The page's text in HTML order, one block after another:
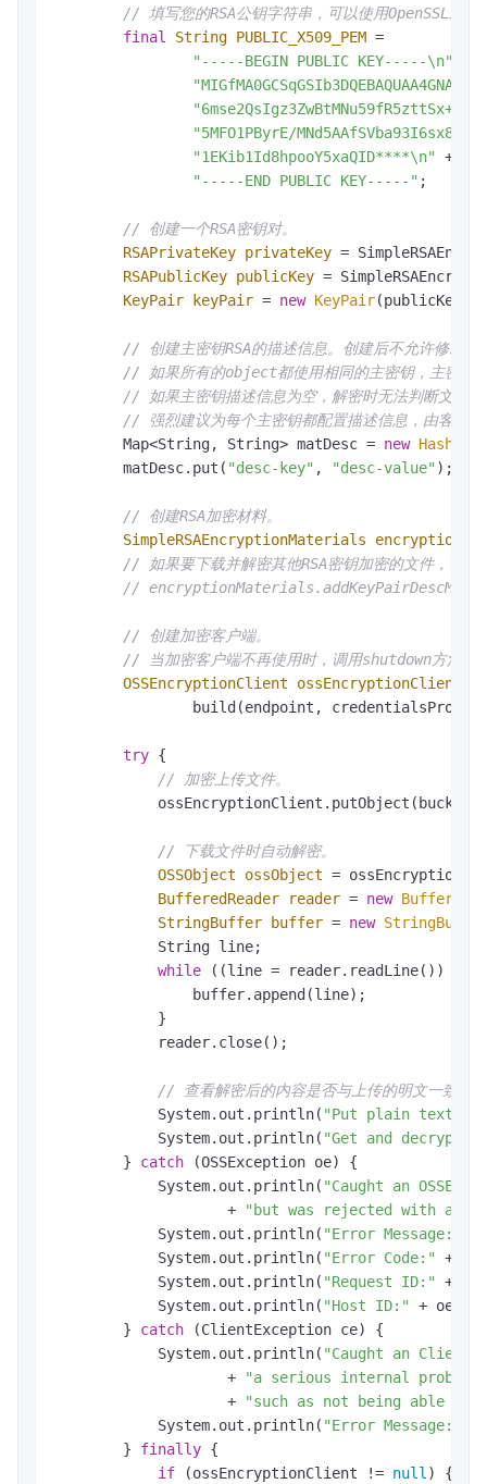
// 填写您的RSA公钥字符串，可以使用OpenSSL工具
final
String PUBLIC_X509_PEM =
"-----BEGIN PUBLIC KEY-----\n"
"5MFO1PByrE/
"1EKib1Id8hpooY5xaQID****\n"
+
"-----END PUBLIC KEY-----" ;
// 创建一个RSA密钥对。
RSAPrivateKey privateKey =
RSAPublicKey publicKey =
KeyPair
keyPair = new KeyPair(publicKey,
// 创建主密钥RSA的描述信息。创建后不允许修改。
// 如果所有的object都使用相同的主密钥，主密钥
// 如果主密钥描述信息为空，解密时无法判断文件使
// 强烈建议为每个主密钥都配置描述信息，由客户
        Map<String, String> matDesc =
new HashMap
        matDesc.put(
"desc-key" , "desc-value" );
// 创建RSA加密材料。
SimpleRSAEncryptionMaterials
// 如果要下载并解密其他RSA密钥加密的文件，请将
//
// 创建加密客户端。
// 当加密客户端不再使用时，调用shutdown方法以
OSSEncryptionClient
ossEncryptionClient
build(endpoint,
try {
// 加密上传文件。
// 下载文件时自动解密。
OSSObject
ossObject =
BufferedReader
reader = new
StringBuffer
buffer = new StringBuffer
            String line;
while ((line = reader.readLine()) !=
                buffer.append(line);
            }
            reader.close();
// 查看解密后的内容是否与上传的明文一致。
            System.out.println(
"Put plain text: "
            System.out.println(
"Get and
        }
catch (OSSException oe) {
            System.out.println(
"Caught an
                    +
"but was rejected with an
            System.out.println(
"Error Message:"
            System.out.println(
"Error Code:"
+
            System.out.println(
"Request ID:"
+
            System.out.println(
"Host ID:"
+
        }
catch (ClientException ce) {
            System.out.println(
"Caught an
                    +
"a serious internal problem
                    +
"such as not being able to
            System.out.println(
"Error Message:"
        }
finally {
if (ossEncryptionClient != null) {